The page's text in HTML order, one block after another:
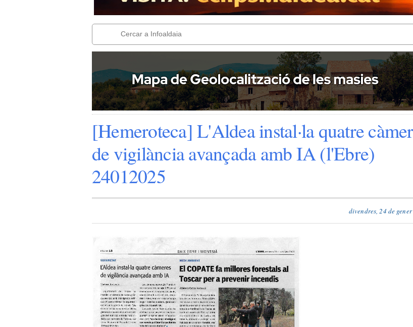
[Hemeroteca] L'Aldea instal·la quatre
de vigilància avançada amb IA (l'Ebre)
24012025
divendres, 24 de